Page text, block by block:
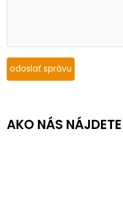
AKO NÁS NÁJDETE